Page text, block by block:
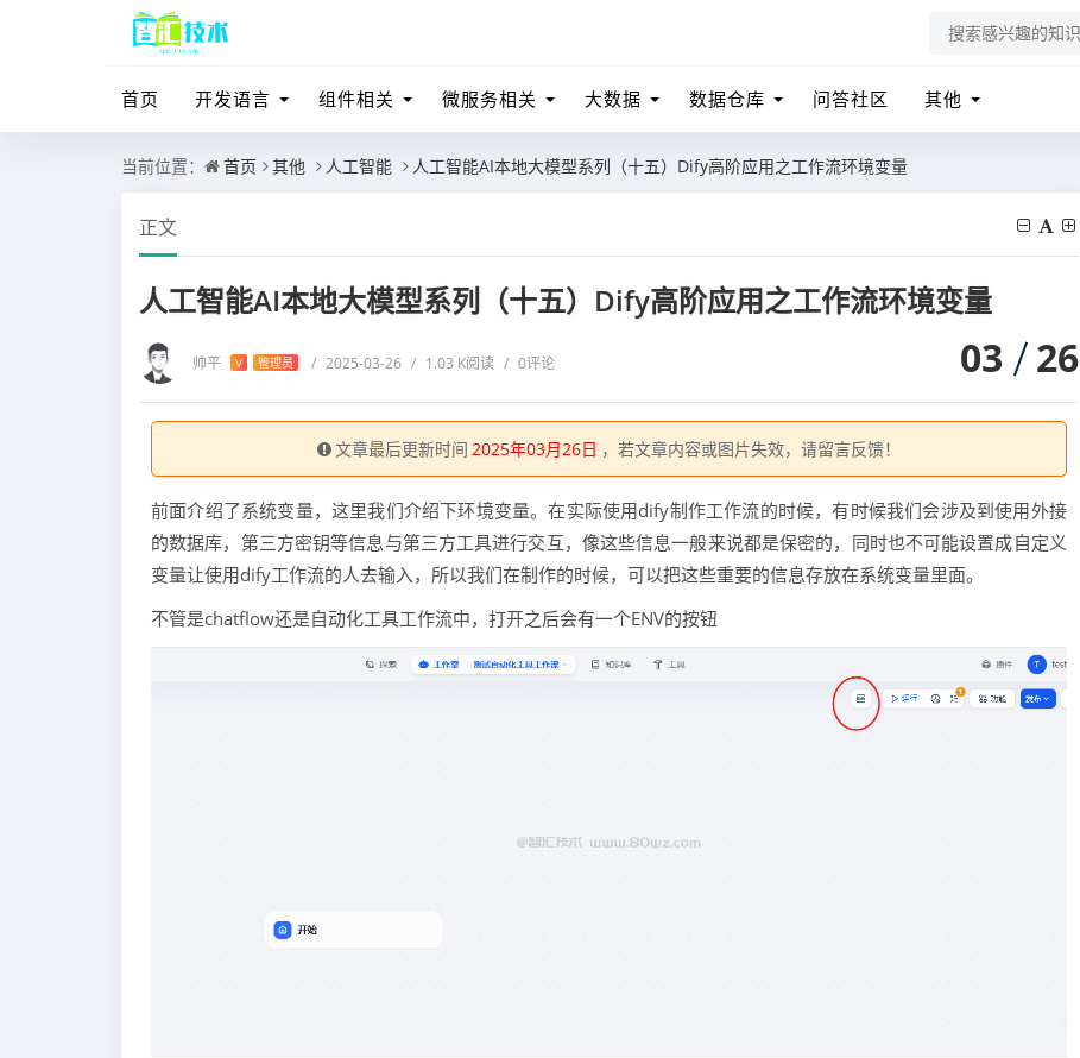
首页 开发语言 组件相关 微服务相关 大数据 数据仓库 问答社区 其他
当前位置： 首页 其他 人工智能 人工智能AI本地大模型系列（十五）Dify高阶应用之工作流环境变量
正文
人工智能AI本地大模型系列（十五）Dify高阶应用之工作流环境变量
帅平 V 管理员 / 2025-03-26 / 1.03 K阅读 / 0评论 03 26
文章最后更新时间 2025年03月26日 ，若文章内容或图片失效，请留言反馈！
前面介绍了系统变量，这里我们介绍下环境变量。在实际使用dify制作工作流的时候，有时候我们会涉及到使用外接
的数据库，第三方密钥等信息与第三方工具进行交互，像这些信息一般来说都是保密的，同时也不可能设置成自定义
变量让使用dify工作流的人去输入，所以我们在制作的时候，可以把这些重要的信息存放在系统变量里面。
不管是chatflow还是自动化工具工作流中，打开之后会有一个ENV的按钮